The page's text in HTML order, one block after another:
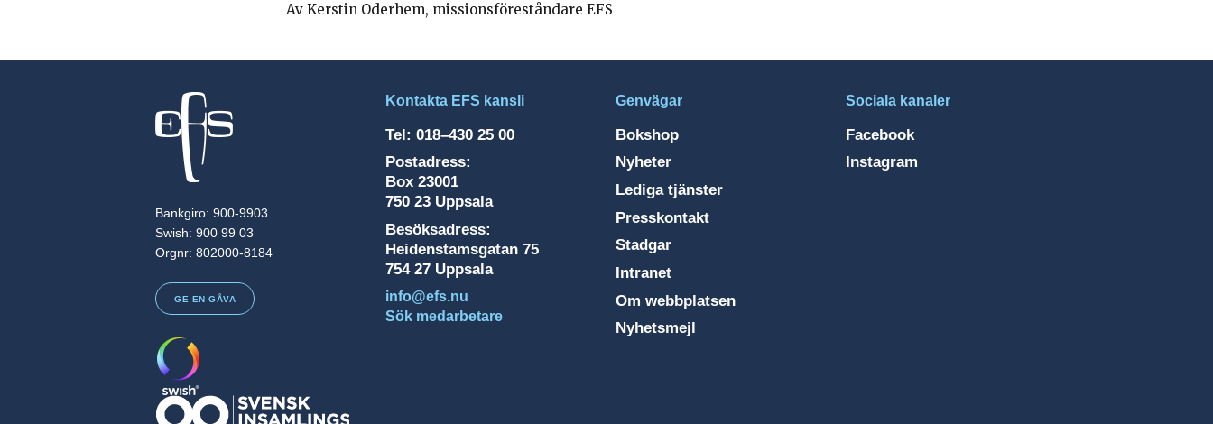
Av Kerstin Oderhem, missionsföreståndare EFS
Bankgiro: 900-9903
Swish: 900 99 03
Orgnr: 802000-8184
GE EN GÅVA
Kontakta EFS kansli
Tel: 018–430 25 00
Postadress:
Box 23001
750 23 Uppsala
Besöksadress:
Heidenstamsgatan 75
754 27 Uppsala
info@efs.nu
Sök medarbetare
Genvägar
Bokshop
Nyheter
Lediga tjänster
Presskontakt
Stadgar
Intranet
Om webbplatsen
Nyhetsmejl
Sociala kanaler
Facebook
Instagram